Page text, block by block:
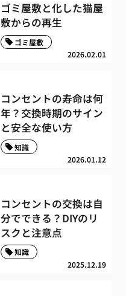
ゴミ屋敷と化した猫屋
敷からの再生
2026.02.01
ゴミ屋敷
コンセントの寿命は何
年？交換時期のサイン
と安全な使い方
2026.01.12
知識
コンセントの交換は自
分でできる？DIYのリ
スクと注意点
2025.12.19
知識